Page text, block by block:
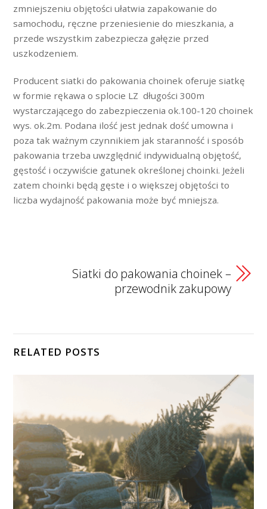
zmniejszeniu objętości ułatwia zapakowanie do
samochodu, ręczne przeniesienie do mieszkania, a
przede wszystkim zabezpiecza gałęzie przed
uszkodzeniem.
Producent siatki do pakowania choinek oferuje siatkę
w formie rękawa o splocie LZ długości 300m
wystarczającego do zabezpieczenia ok.100-120 choinek
wys. ok.2m. Podana ilość jest jednak dość umowna i
poza tak ważnym czynnikiem jak staranność i sposób
pakowania trzeba uwzględnić indywidualną objętość,
gęstość i oczywiście gatunek określonej choinki. Jeżeli
zatem choinki będą gęste i o większej objętości to
liczba wydajność pakowania może być mniejsza.
Siatki do pakowania choinek –
przewodnik zakupowy
RELATED POSTS